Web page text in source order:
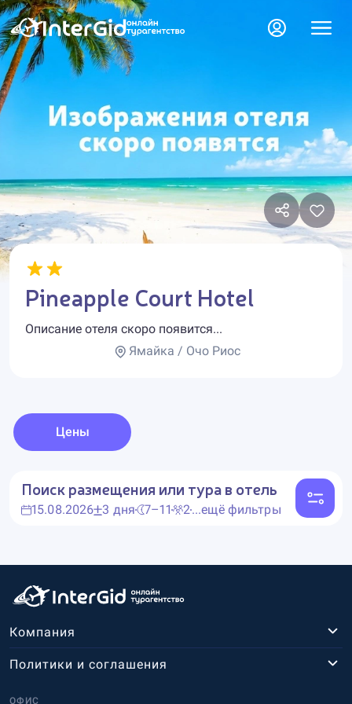
Pineapple Court Hotel
Описание отеля скоро появится...
Ямайка / Очо Риос
Цены
Поиск размещения или тура в отель
15.08.2026 3 дня 7–11 2...ещё фильтры
Компания
ОФИС
Политики и соглашения